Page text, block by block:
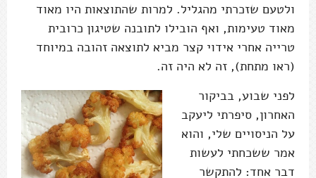
ולטעם שזכרתי מהגליל. למרות שהתוצאות היו מאוד
מאוד טעימות, ואף הובילו לתובנה שטיגון כרובית
טרייה אחרי אידוי קצר מביא לתוצאה זהובה במיוחד
(ראו מתחת), זה לא היה זה.
לפני שבוע, בביקור
האחרון, סיפרתי ליעקב
על הניסויים שלי, והוא
אמר ששכחתי לעשות
דבר אחד: להתקשר